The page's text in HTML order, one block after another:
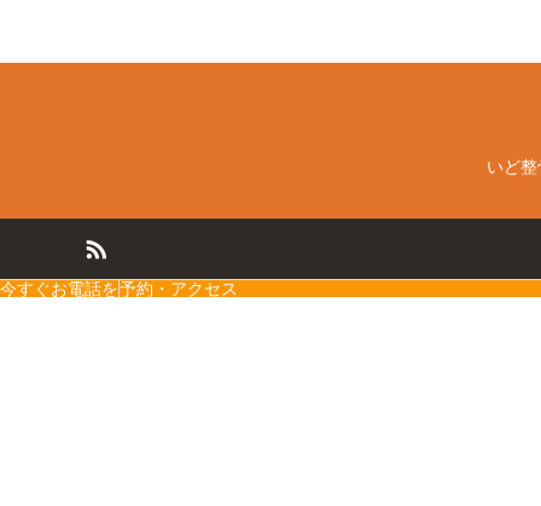
いど
今すぐお電話を予約・アクセス